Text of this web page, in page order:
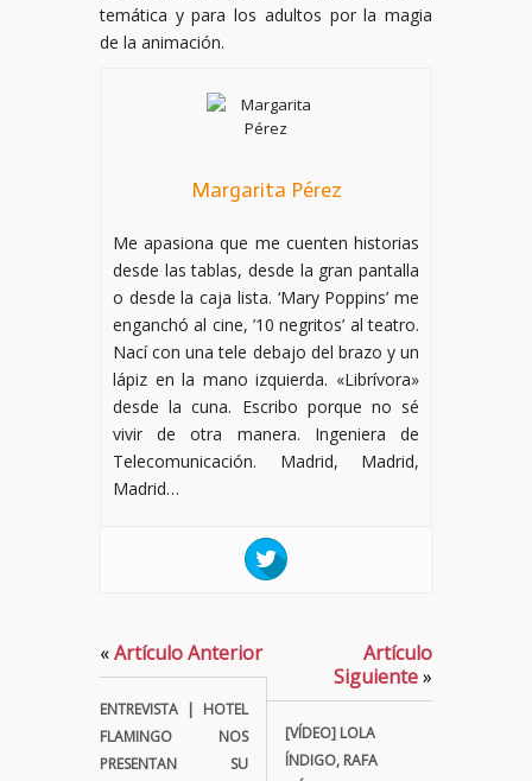
temática y para los adultos por la magia
de la animación.
Margarita Pérez
Me apasiona que me cuenten historias
desde las tablas, desde la gran pantalla
o desde la caja lista. ‘Mary Poppins’ me
enganchó al cine, ’10 negritos’ al teatro.
Nací con una tele debajo del brazo y un
lápiz en la mano izquierda. «Librívora»
desde la cuna. Escribo porque no sé
vivir de otra manera. Ingeniera de
Telecomunicación. Madrid, Madrid,
Madrid…
«Artículo Anterior
ENTREVISTA | HOTEL
FLAMINGO NOS
PRESENTAN SU
Artículo
Siguiente»
[VÍDEO] LOLA
ÍNDIGO, RAFA